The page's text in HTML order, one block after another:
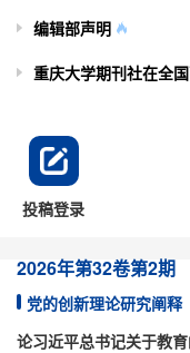
编辑部声明
投稿登录
2026年第32卷第2期
党的创新理论研究阐释
论习近平总书记关于教